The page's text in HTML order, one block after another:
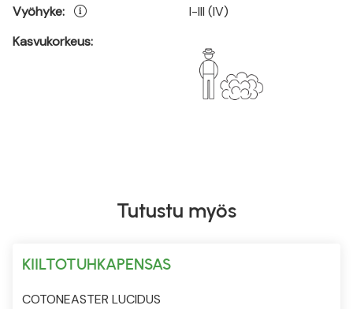
Vyöhyke:
Kasvukorkeus:
I-III (IV)
Tutustu myös
KIILTOTUHKAPENSAS
COTONEASTER LUCIDUS